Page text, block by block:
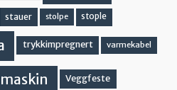
stauer stolpe stople
trykkimpregnert varmekabel
Veggfeste